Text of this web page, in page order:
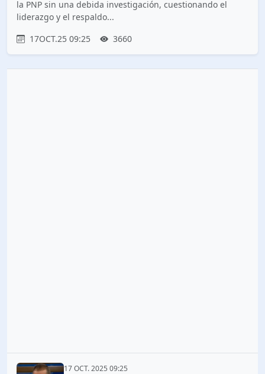
la PNP sin una debida investigación, cuestionando el
liderazgo y el respaldo...
17OCT.25 09:25
3660
17 OCT. 2025 09:25